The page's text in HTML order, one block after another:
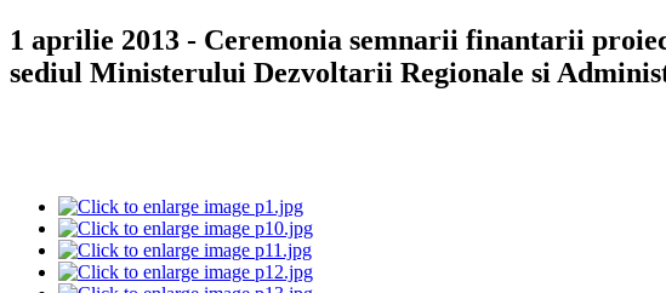
1 aprilie 2013 - Ceremonia semnarii finantarii
sediul Ministerului Dezvoltarii Regionale si